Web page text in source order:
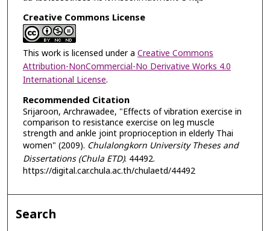
Creative Commons License
This work is licensed under a Creative Commons
Attribution-NonCommercial-No Derivative Works 4.0
International License.
Recommended Citation
Srijaroon, Archrawadee, "Effects of vibration exercise in
comparison to resistance exercise on leg muscle
strength and ankle joint proprioception in elderly Thai
women" (2009). Chulalongkorn University Theses and
Dissertations (Chula ETD). 44492.
https://digital.car.chula.ac.th/chulaetd/44492
Search